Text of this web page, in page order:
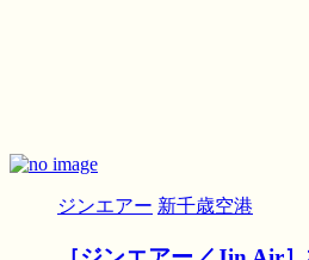
ジンエアー 新千歳空港